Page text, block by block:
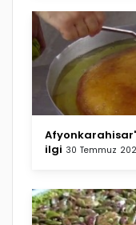
ilgi 30 Temmuz